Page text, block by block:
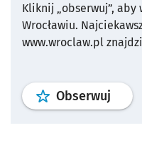
Kliknij „obserwuj”,
Wrocławiu.
www.wroclaw.pl
Obserwuj profil